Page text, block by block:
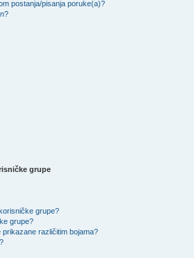
postanja/pisanja poruke(a)?
grupe
grupe?
grupe?
različitim bojama?